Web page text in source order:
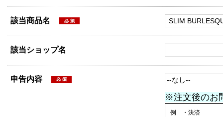
該当商品名
該当ショップ名
申告内容
※注文後のお
例 ・決済